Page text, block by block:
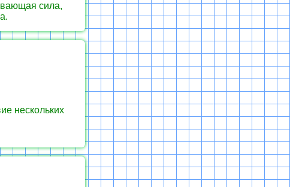
сила,
нескольких